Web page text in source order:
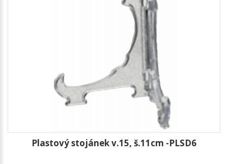
Plastový stojánek v.15, š.11cm -PLSD6